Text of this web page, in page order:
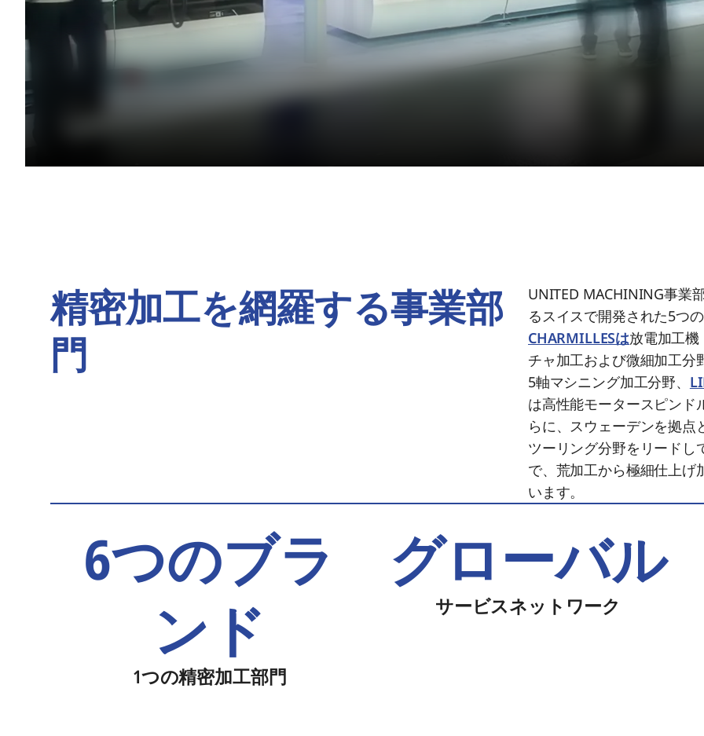
精密加工を網羅する事業部
門
UNITED MACHINING事業
るスイスで開発された5つ
CHARMILLESは放電加工機
チャ加工および微細加工分
5軸マシニング加工分野、
は高性能モータースピンド
らに、スウェーデンを拠点
ツーリング分野をリードし
で、荒加工から極細仕上げ
います。
6つのブラ
ンド
1つの精密加工部門
グローバル
サービスネットワーク